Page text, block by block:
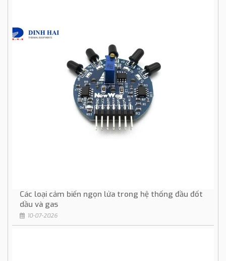
Các loại cảm biến ngọn lửa trong hệ thống đầu đốt
dầu và gas
10-07-2026